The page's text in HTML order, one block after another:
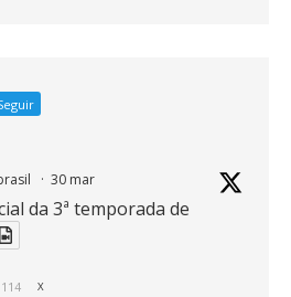
· 30 mar
da 3ª temporada de
114 X